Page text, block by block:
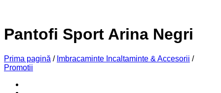
Pantofi Sport Arina Negri
Prima pagină / Imbracaminte Incaltaminte & Accesorii /
Promotii